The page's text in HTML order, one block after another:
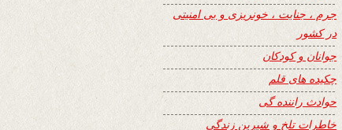
جرم ، جنایت ، خونریزی و بی امنیتی
در کشور
جوانان و کودکان
چکیده های قلم
حوادث راننده گی
خاطرات تلخ و شیرین زندگی